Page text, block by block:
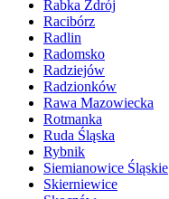
Rabka Zdrój
Racibórz
Radlin
Radomsko
Radziejów
Radzionków
Rawa Mazowiecka
Rotmanka
Ruda Śląska
Rybnik
Siemianowice Śląskie
Skierniewice